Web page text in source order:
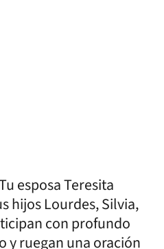
esposa Teresita
hijos Lourdes, Silvia,
con profundo
y ruegan una oración